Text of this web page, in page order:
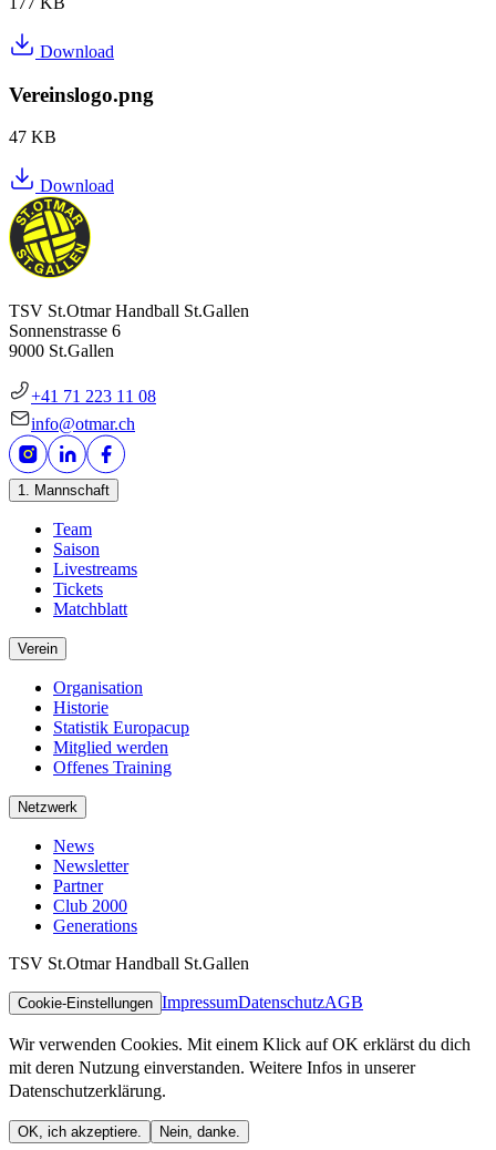
Download
Vereinslogo.png
47 KB
Download
TSV St.Otmar Handball St.Gallen
Sonnenstrasse 6
9000 St.Gallen
+41 71 223 11 08
info@otmar.ch
1. Mannschaft
Team
Saison
Livestreams
Tickets
Matchblatt
Verein
Organisation
Historie
Statistik Europacup
Mitglied werden
Offenes Training
Netzwerk
News
Newsletter
Partner
Club 2000
Generations
TSV St.Otmar Handball St.Gallen
Cookie-Einstellungen ImpressumDatenschutzAGB
Wir verwenden Cookies. Mit einem Klick auf OK erklärst du dich
mit deren Nutzung einverstanden. Weitere Infos in unserer
Datenschutzerklärung.
OK, ich akzeptiere. Nein, danke.